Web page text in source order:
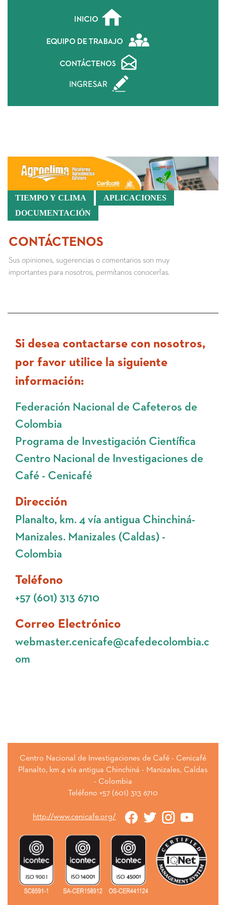
TIEMPO Y CLIMA
APLICACIONES
DOCUMENTACIÓN
CONTÁCTENOS
Sus opiniones, sugerencias o comentarios son muy
importantes para nosotros, permítanos conocerlas.
Si desea contactarse con nosotros,
por favor utilice la siguiente
información:
Federación Nacional de Cafeteros de
Colombia
Programa de Investigación Científica
Centro Nacional de Investigaciones de
Café - Cenicafé
Dirección
Planalto, km. 4 vía antigua Chinchiná-
Manizales. Manizales (Caldas) -
Colombia
Teléfono
+57 (601) 313 6710
Correo Electrónico
webmaster.cenicafe@cafedecolombia.c
om
Centro Nacional de Investigaciones de Café - Cenicafé
Planalto, km 4 vía antigua Chinchiná - Manizales, Caldas
- Colombia
Teléfono +57 (601) 313 6710
http://www.cenicafe.org/